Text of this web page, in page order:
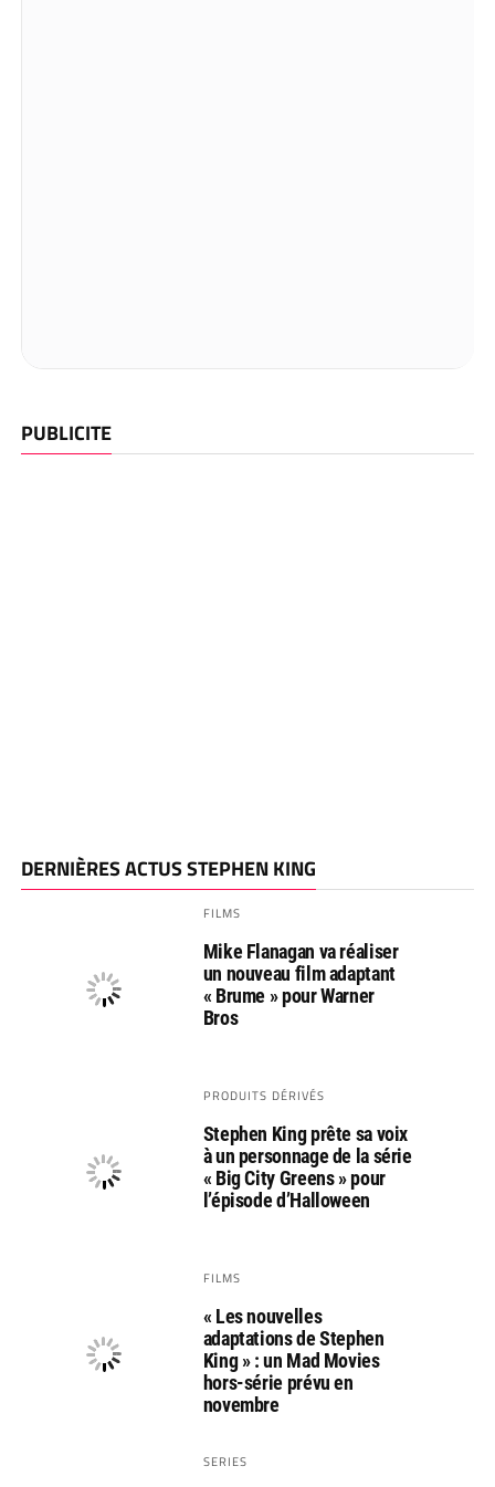
PUBLICITE
DERNIÈRES ACTUS STEPHEN KING
FILMS
Mike Flanagan va réaliser
un nouveau film adaptant
« Brume » pour Warner
Bros
PRODUITS DÉRIVÉS
Stephen King prête sa voix
à un personnage de la série
« Big City Greens » pour
l’épisode d’Halloween
FILMS
« Les nouvelles
adaptations de Stephen
King » : un Mad Movies
hors-série prévu en
novembre
SERIES